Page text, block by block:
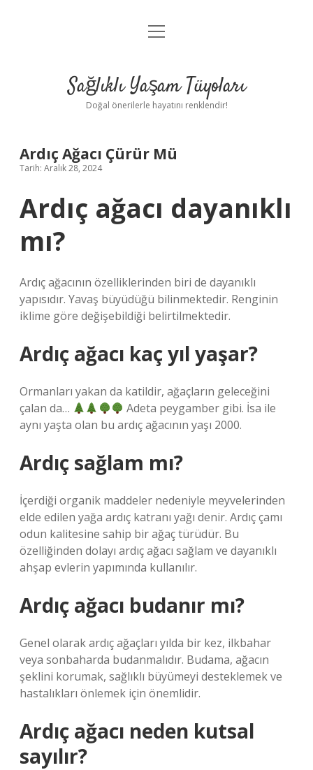
Anasayfa
Yasal Uyarı
menüyü
Sağlıklı Yaşam Tüyoları
Doğal önerilerle hayatını renklendir!
Ardıç Ağacı Çürür Mü
Tarih: Aralık 28, 2024
Ardıç ağacı dayanıklı
mı?
Ardıç ağacının özelliklerinden biri de dayanıklı
yapısıdır. Yavaş büyüdüğü bilinmektedir. Renginin
iklime göre değişebildiği belirtilmektedir.
Ardıç ağacı kaç yıl yaşar?
Ormanları yakan da katildir, ağaçların geleceğini
çalan da…
Adeta peygamber gibi. İsa ile
aynı yaşta olan bu ardıç ağacının yaşı 2000.
Ardıç sağlam mı?
İçerdiği organik maddeler nedeniyle meyvelerinden
elde edilen yağa ardıç katranı yağı denir. Ardıç çamı
odun kalitesine sahip bir ağaç türüdür. Bu
özelliğinden dolayı ardıç ağacı sağlam ve dayanıklı
ahşap evlerin yapımında kullanılır.
Ardıç ağacı budanır mı?
Genel olarak ardıç ağaçları yılda bir kez, ilkbahar
veya sonbaharda budanmalıdır. Budama, ağacın
şeklini korumak, sağlıklı büyümeyi desteklemek ve
hastalıkları önlemek için önemlidir.
Ardıç ağacı neden kutsal
sayılır?